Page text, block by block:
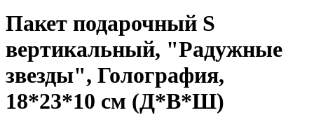
Пакет подарочный S
вертикальный, "Радужные
звезды", Голография,
18*23*10 см (Д*В*Ш)